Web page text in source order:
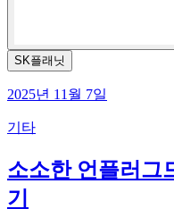
SK플래닛
2025년 11월 7일
기타
소소한 언플러그
기